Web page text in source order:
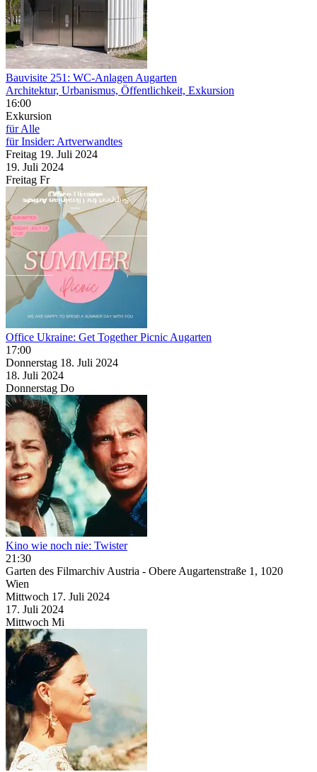
Bauvisite 251: WC-Anlagen Augarten
Architektur, Urbanismus, Öffentlichkeit, Exkursion
16:00
Exkursion
für Alle
für Insider: Artverwandtes
Freitag 19. Juli 2024
19. Juli 2024
Freitag Fr
Office Ukraine: Get Together Picnic Augarten
17:00
Donnerstag 18. Juli 2024
18. Juli 2024
Donnerstag Do
Kino wie noch nie: Twister
21:30
Garten des Filmarchiv Austria - Obere Augartenstraße 1, 1020
Wien
Mittwoch 17. Juli 2024
17. Juli 2024
Mittwoch Mi